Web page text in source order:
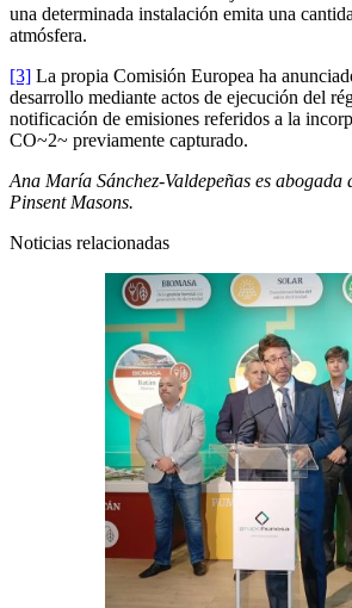
una determinada instalación emita una
atmósfera.
[3] La propia Comisión Europea ha
desarrollo mediante actos de ejecución del
notificación de emisiones referidos a la
CO~2~ previamente capturado.
Ana María Sánchez-Valdepeñas es abogada
Pinsent Masons.
Noticias relacionadas